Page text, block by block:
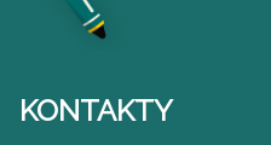
KONTAKTY